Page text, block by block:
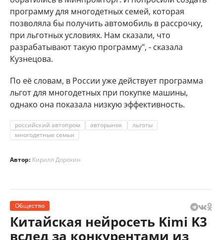
программу для многодетных семей, которая
позволяла бы получить автомобиль в рассрочку,
при льготных условиях. Нам сказали, что
разрабатывают такую программу", - сказала
Кузнецова.
По её словам, в России уже действует программа
льгот для многодетных при покупке машины,
однако она показала низкую эффективность.
российский автопром авторынок
льготы
многодетные семьи
Автор: Кирилл Дорохин
Общество
Китайская нейросеть Kimi K3
вслед за конкурентами из